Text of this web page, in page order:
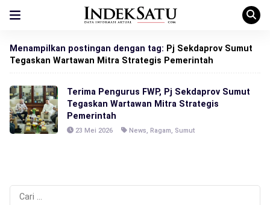
Menampilkan postingan dengan tag: Pj Sekdaprov Sumut
Tegaskan Wartawan Mitra Strategis Pemerintah
Terima Pengurus FWP, Pj Sekdaprov Sumut
Tegaskan Wartawan Mitra Strategis
Pemerintah
23 Mei 2026 News, Ragam, Sumut
Cari